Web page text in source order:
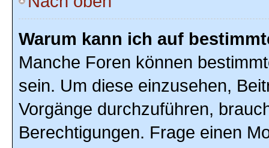
Warum kann ich auf
Manche Foren können
sein. Um diese einzusehen,
Vorgänge durchzuführen,
Berechtigungen. Frage einen